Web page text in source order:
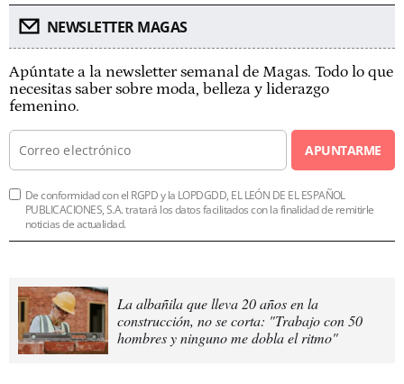
NEWSLETTER MAGAS
Apúntate a la newsletter semanal de Magas. Todo lo que
necesitas saber sobre moda, belleza y liderazgo
femenino.
APUNTARME
De conformidad con el RGPD y la LOPDGDD, EL LEÓN DE EL ESPAÑOL
PUBLICACIONES, S.A. tratará los datos facilitados con la finalidad de remitirle
noticias de actualidad.
La albañila que lleva 20 años en la
construcción, no se corta: "Trabajo con 50
hombres y ninguno me dobla el ritmo"